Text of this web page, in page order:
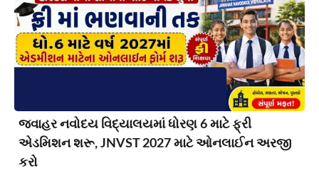
જવાહર નવોદય વિદ્યાલયમાં ધોરણ 6 માટે ફ્રી
એડમિશન શરૂ, JNVST 2027 માટે ઓનલાઈન અરજી
કરો